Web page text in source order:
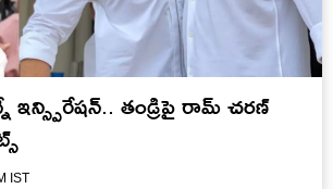
తండ్రిపై రామ్ చరణ్
IST